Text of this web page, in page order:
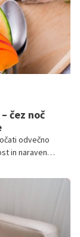
čez noč
odvečno
in naraven